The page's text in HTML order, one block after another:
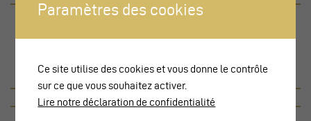
19168
Einwohner (2017)
21
Züge pro Stunde (2018)
Paramètres des cookies
Ce site utilise des cookies et vous donne le contrôle
sur ce que vous souhaitez activer.
Lire notre déclaration de confidentialité